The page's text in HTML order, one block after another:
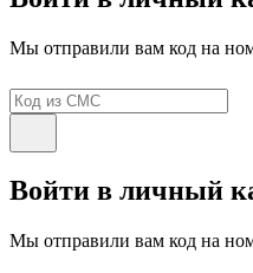
Мы отправили вам код на
Войти в личный
Мы отправили вам код на